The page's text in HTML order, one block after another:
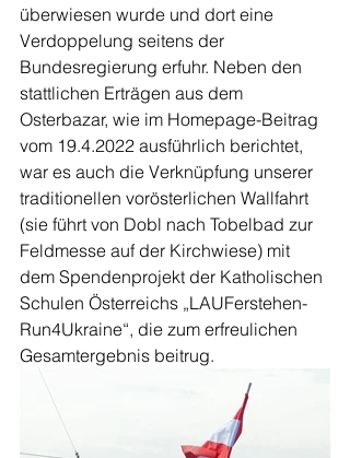
überwiesen wurde und dort eine
Verdoppelung seitens der
Bundesregierung erfuhr. Neben den
stattlichen Erträgen aus dem
Osterbazar, wie im Homepage-Beitrag
vom 19.4.2022 ausführlich berichtet,
war es auch die Verknüpfung unserer
traditionellen vorösterlichen Wallfahrt
(sie führt von Dobl nach Tobelbad zur
Feldmesse auf der Kirchwiese) mit
dem Spendenprojekt der Katholischen
Schulen Österreichs „LAUFerstehen-
Run4Ukraine“, die zum erfreulichen
Gesamtergebnis beitrug.